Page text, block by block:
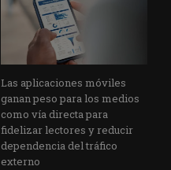
Las aplicaciones móviles
ganan peso para los medios
como vía directa para
fidelizar lectores y reducir
dependencia del tráfico
externo